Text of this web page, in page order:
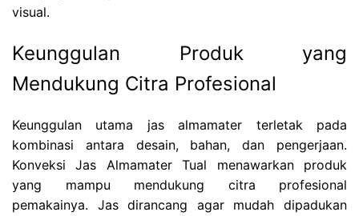
visual.
Keunggulan Produk yang
Mendukung Citra Profesional
Keunggulan utama jas almamater terletak pada
kombinasi antara desain, bahan, dan pengerjaan.
Konveksi Jas Almamater Tual menawarkan produk
yang mampu mendukung citra profesional
pemakainya. Jas dirancang agar mudah dipadukan